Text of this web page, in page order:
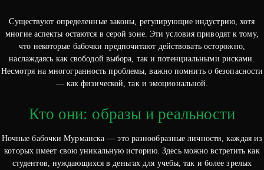
Существуют определенные законы, регулирующие индустрию, хотя
многие аспекты остаются в серой зоне. Эти условия приводят к тому,
что некоторые бабочки предпочитают действовать осторожно,
наслаждаясь как свободой выбора, так и потенциальными рисками.
Несмотря на многогранность проблемы, важно помнить о безопасности
— как физической, так и эмоциональной.
Кто они: образы и реальности
Ночные бабочки Мурманска — это разнообразные личности, каждая из
которых имеет свою уникальную историю. Здесь можно встретить как
студентов, нуждающихся в деньгах для учебы, так и более зрелых